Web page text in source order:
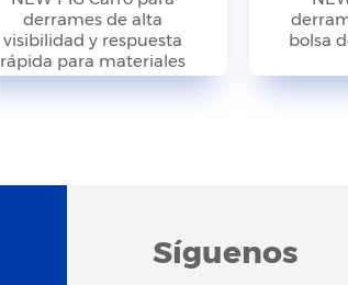
derrames de alta
visibilidad y respuesta
rápida para materiales
peligrosos
bolsa
Síguenos